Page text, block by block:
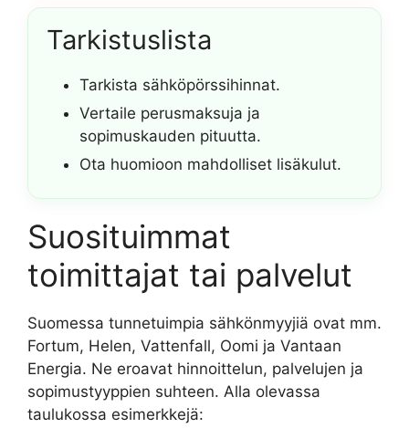
Tarkistuslista
Tarkista sähköpörssihinnat.
Vertaile perusmaksuja ja
sopimuskauden pituutta.
Ota huomioon mahdolliset lisäkulut.
Suosituimmat
toimittajat tai palvelut
Suomessa tunnetuimpia sähkönmyyjiä ovat mm.
Fortum, Helen, Vattenfall, Oomi ja Vantaan
Energia. Ne eroavat hinnoittelun, palvelujen ja
sopimustyyppien suhteen. Alla olevassa
taulukossa esimerkkejä: